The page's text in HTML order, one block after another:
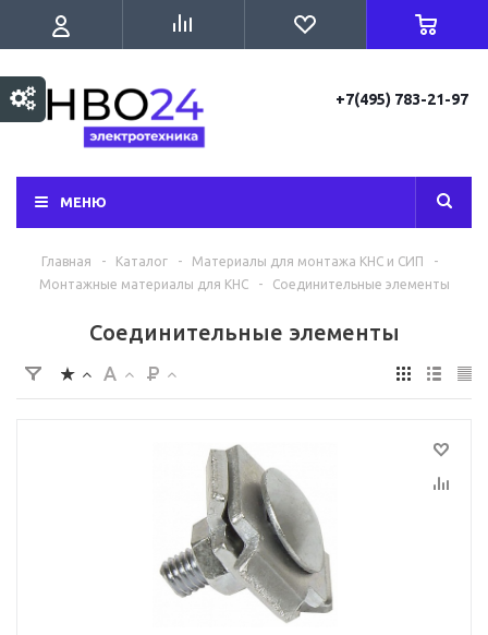
+7(495) 783-21-97
МЕНЮ
Главная - Каталог - Материалы для монтажа КНС и СИП
-
Монтажные материалы для КНС
- Соединительные элементы
Соединительные элементы